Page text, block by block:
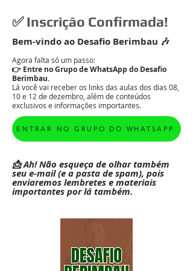
✅ Inscrição Confirmada!
Bem-vindo ao Desafio Berimbau 🎶
Agora falta só um passo:
👉 Entre no Grupo de WhatsApp do Desafio
Berimbau.
Lá você vai receber os links das aulas dos dias 08,
10 e 12 de dezembro, além de conteúdos
exclusivos e informações importantes.
ENTRAR NO GRUPO DO WHATSAPP
📩 Ah! Não esqueça de olhar também
seu e-mail (e a pasta de spam), pois
enviaremos lembretes e materiais
importantes por lá também.